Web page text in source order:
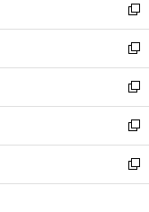
く
で
開
く
ド
ウ
で
開
く
ィ
ン
ド
ウ
で
開
く
い
ウ
ィ
ン
ド
ウ
で
開
く
新
し
い
ウ
ィ
ン
ド
ウ
で
開
新
し
い
ウ
ィ
ン
ド
ウ
新
し
い
ウ
ィ
ン
新
し
い
ウ
新
し